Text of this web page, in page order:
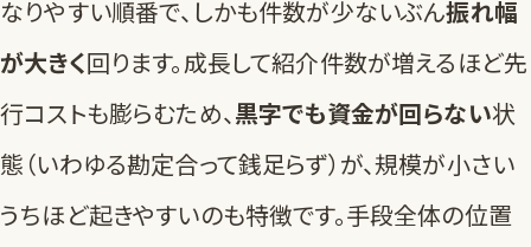
なりやすい順番で、しかも件数が少ないぶん振れ幅
が大きく回ります。成長して紹介件数が増えるほど先
行コストも膨らむため、黒字でも資金が回らない状
態（いわゆる勘定合って銭足らず）が、規模が小さい
うちほど起きやすいのも特徴です。手段全体の位置